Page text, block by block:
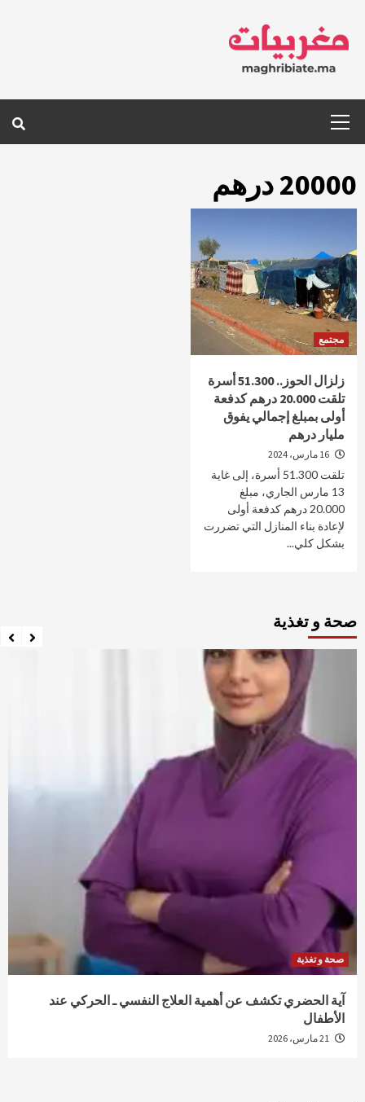
content
Menu
20000 درهم
مجتمع
زلزال الحوز.. 51.300 أسرة
تلقت 20.000 درهم كدفعة
أولى بمبلغ إجمالي يفوق
مليار درهم‏
تلقت 51.300 أسرة، إلى غاية
13 مارس الجاري، مبلغ
20.000 درهم كدفعة أولى
لإعادة بناء المنازل التي تضررت
بشكل كلي...
صحة و تغذية
صحة و تغذية
آية الحضري تكشف عن أهمية العلاج النفسي ـ الحركي عند
الأطفال